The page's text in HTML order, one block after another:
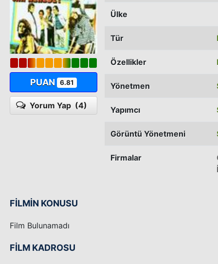
PUAN 6.81
Yorum Yap (4)
Ülke
Tür
Özellikler
Yönetmen
Yapımcı
Görüntü Yönetmeni
Firmalar
FİLMİN KONUSU
Film Bulunamadı
FİLM KADROSU